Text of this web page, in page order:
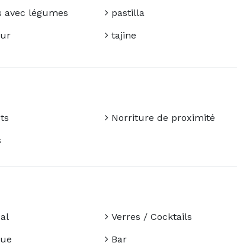
légumes
pastilla
tajine
Norriture de proximité
Verres / Cocktails
Bar